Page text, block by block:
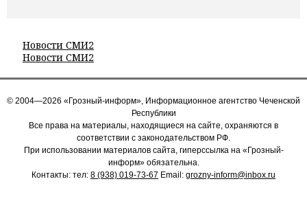
Новости СМИ2
Новости СМИ2
© 2004—2026 «Грозный-информ», Информационное агентство Чеченской
Республики
Все права на материалы, находящиеся на сайте, охраняются в
соответствии с законодательством РФ.
При использовании материалов сайта, гиперссылка на «Грозный-
информ» обязательна.
Контакты: тел: 8 (938) 019-73-67 Email: grozny-inform@inbox.ru